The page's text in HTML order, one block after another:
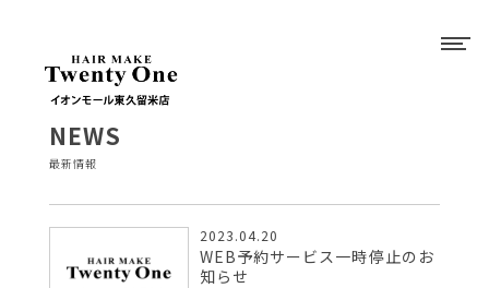
NEWS
最新情報
2023.04.20
WEB予約サービス一時停止のお
知らせ